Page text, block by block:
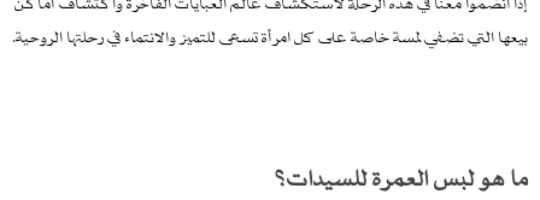
بيعها التي تضفي لمسة خاصة على كل امرأة تسعى للتميز والانتماء في رحلتها الروحية.
ما هو لبس العمرة للسيدات؟